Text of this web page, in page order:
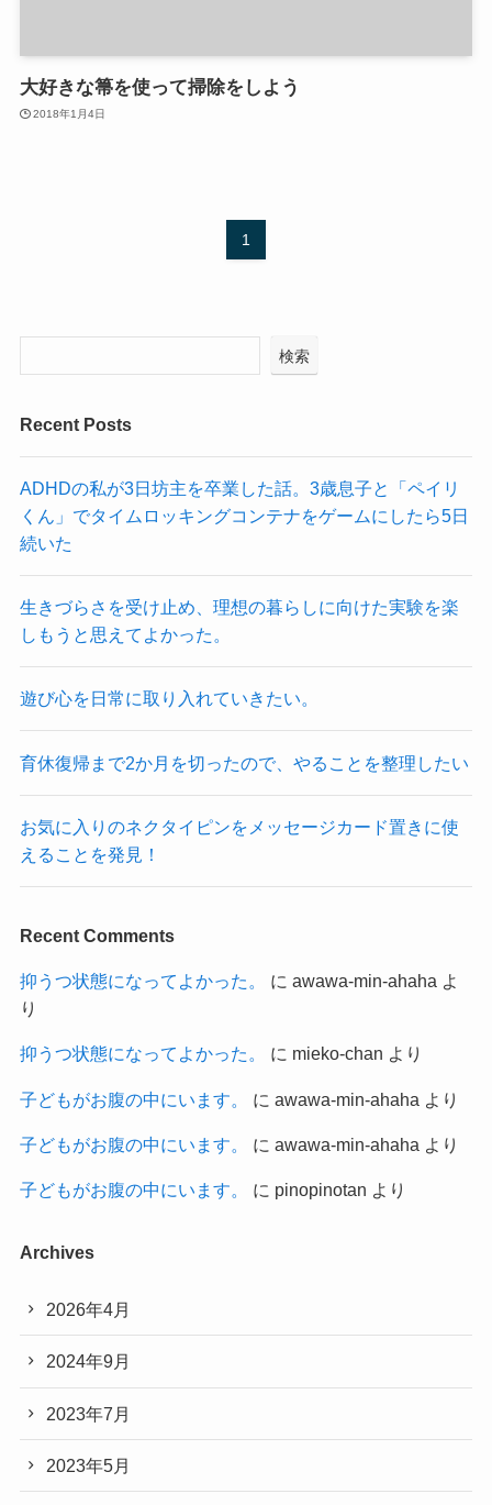
大好きな箒を使って掃除をしよう
2018年1月4日
1
検索
Recent Posts
ADHDの私が3日坊主を卒業した話。3歳息子と「ペイリ
くん」でタイムロッキングコンテナをゲームにしたら5日
続いた
生きづらさを受け止め、理想の暮らしに向けた実験を楽
しもうと思えてよかった。
遊び心を日常に取り入れていきたい。
育休復帰まで2か月を切ったので、やることを整理したい
お気に入りのネクタイピンをメッセージカード置きに使
えることを発見！
Recent Comments
抑うつ状態になってよかった。 に awawa-min-ahaha よ
り
抑うつ状態になってよかった。 に mieko-chan より
子どもがお腹の中にいます。 に awawa-min-ahaha より
子どもがお腹の中にいます。 に awawa-min-ahaha より
子どもがお腹の中にいます。 に pinopinotan より
Archives
2026年4月
2024年9月
2023年7月
2023年5月